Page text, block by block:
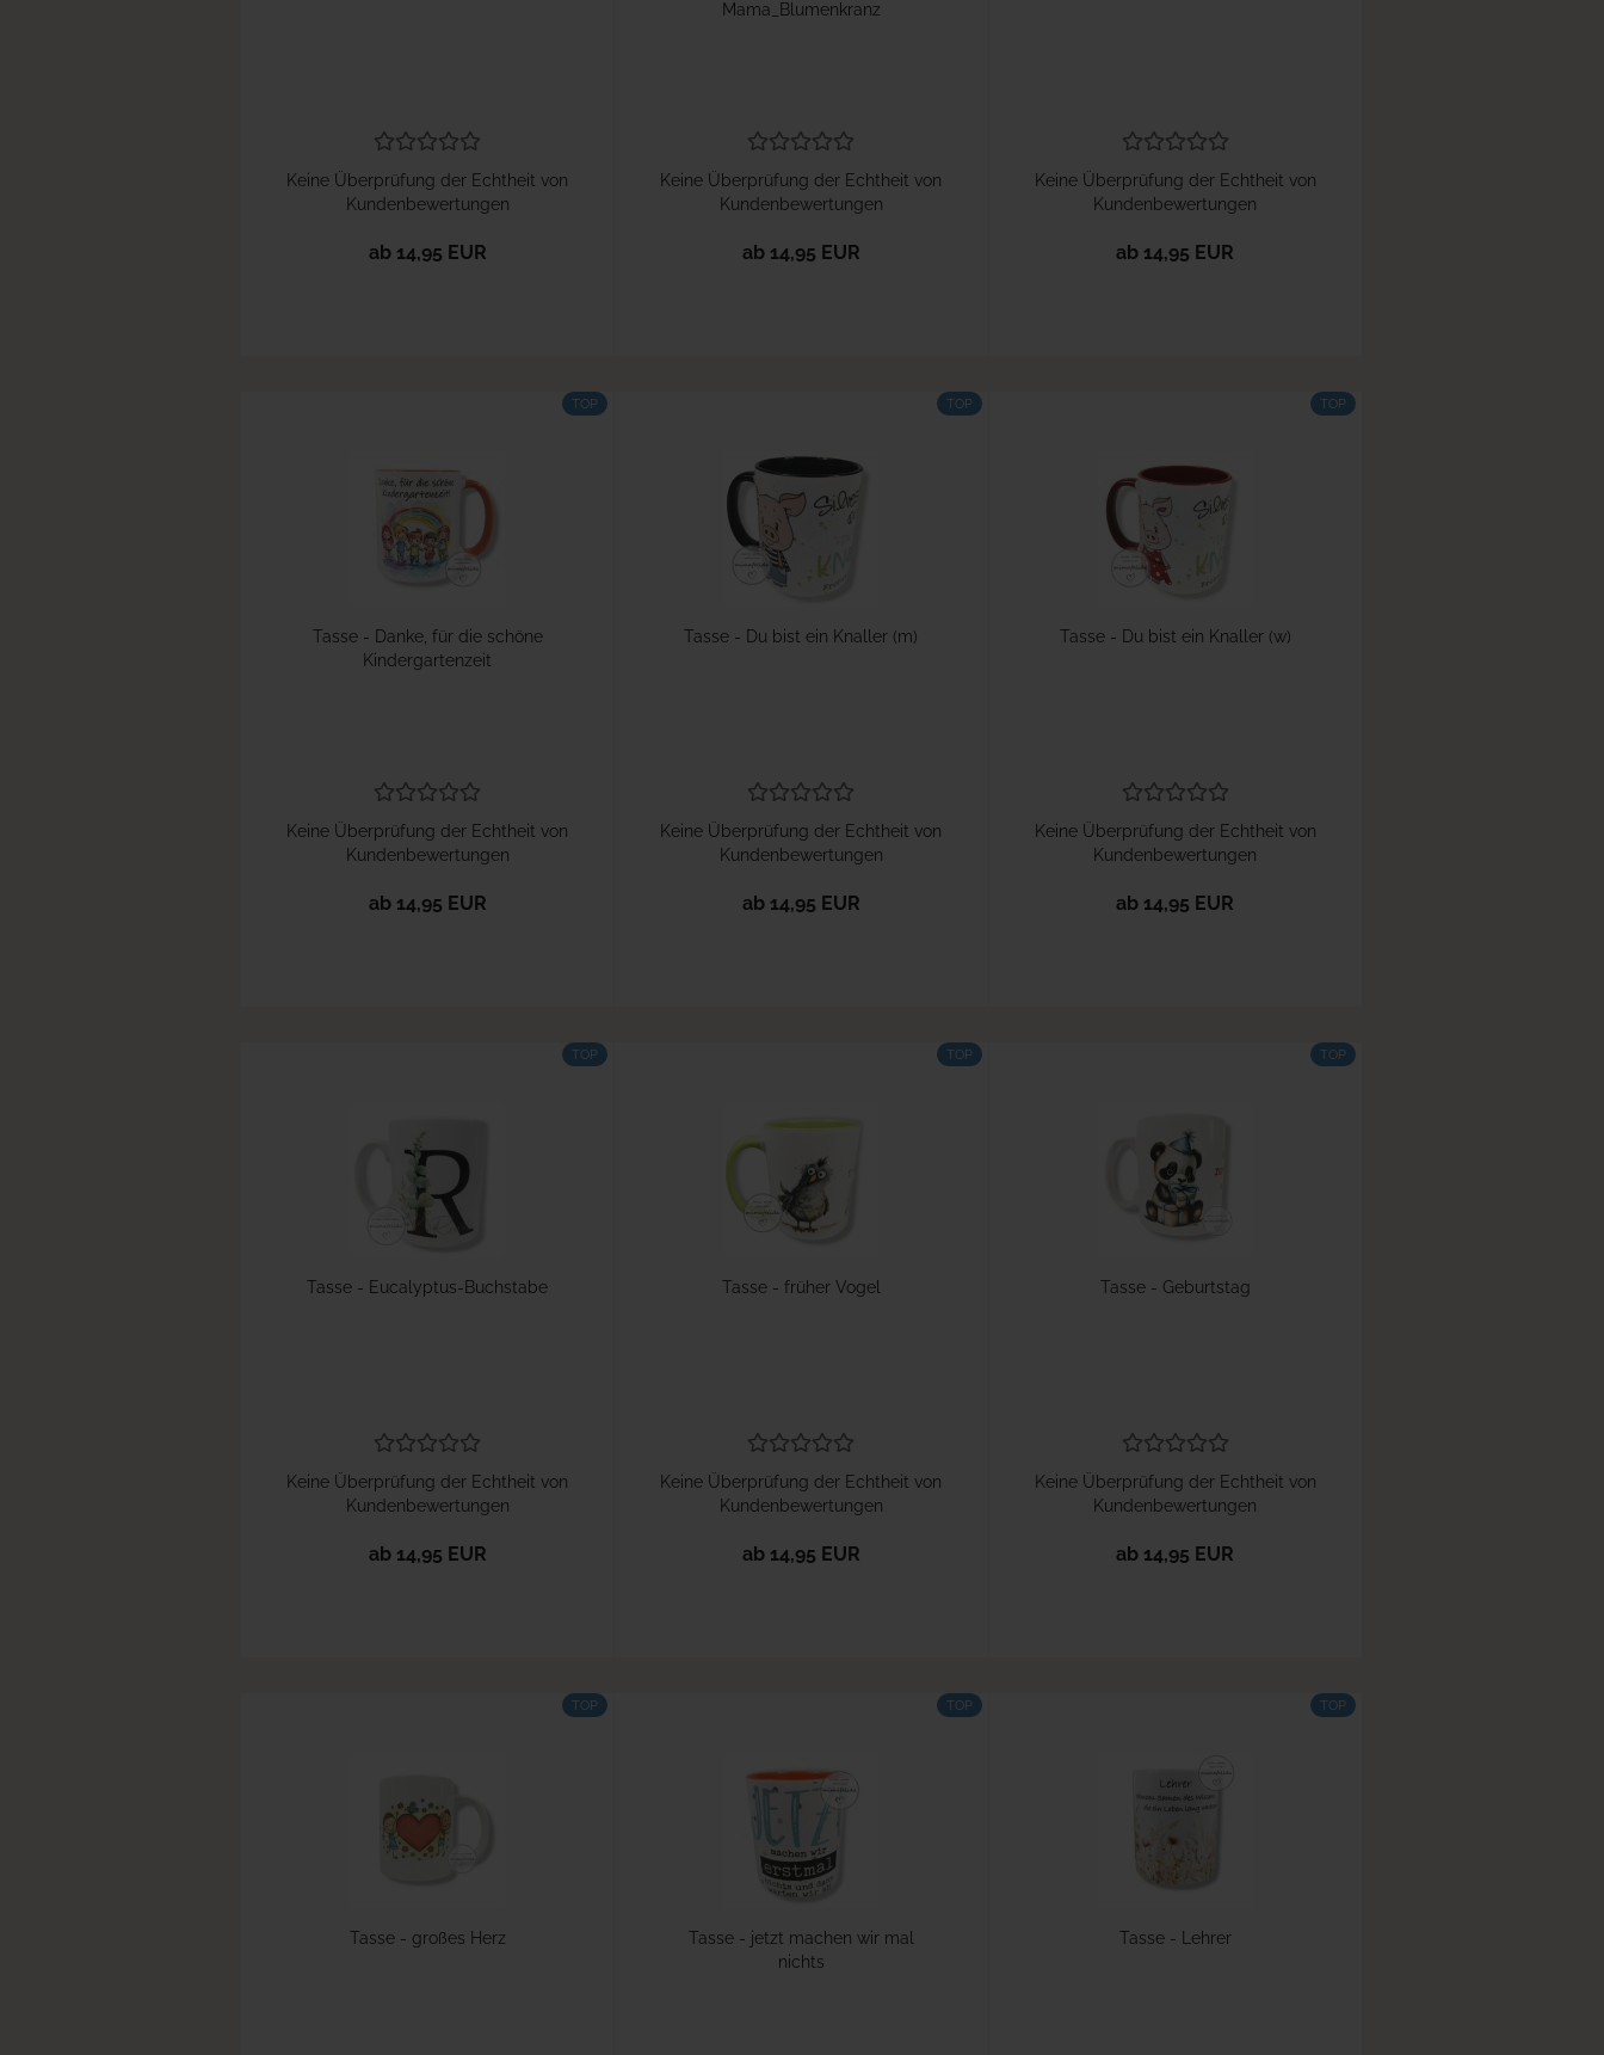
Keine Überprüfung der Echtheit von
Kundenbewertungen
ab 14,95 EUR
Mama_Blumenkranz
Keine Überprüfung der Echtheit von
Kundenbewertungen
ab 14,95 EUR
Keine Überprüfung der Echtheit von
Kundenbewertungen
ab 14,95 EUR
TOP
Tasse - Danke, für die schöne
Kindergartenzeit
Keine Überprüfung der Echtheit von
Kundenbewertungen
ab 14,95 EUR
TOP
Tasse - Du bist ein Knaller (m)
Keine Überprüfung der Echtheit von
Kundenbewertungen
ab 14,95 EUR
TOP
Tasse - Du bist ein Knaller (w)
Keine Überprüfung der Echtheit von
Kundenbewertungen
ab 14,95 EUR
TOP
Tasse - Eucalyptus-Buchstabe
Keine Überprüfung der Echtheit von
Kundenbewertungen
ab 14,95 EUR
TOP
Tasse - früher Vogel
Keine Überprüfung der Echtheit von
Kundenbewertungen
ab 14,95 EUR
TOP
Tasse - Geburtstag
Keine Überprüfung der Echtheit von
Kundenbewertungen
ab 14,95 EUR
TOP
Tasse - großes Herz
TOP
Tasse - jetzt machen wir mal
nichts
TOP
Tasse - Lehrer